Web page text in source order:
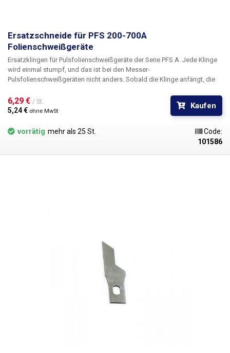
Ersatzschneide für PFS 200-700A
Folienschweißgeräte
Ersatzklingen für Pulsfolienschweißgeräte der Serie PFS A. Jede Klinge
wird einmal stumpf, und das ist bei den Messer-
Pulsfolienschweißgeräten nicht anders. Sobald die Klinge anfängt, die
empfohlen. Die Ersatzklinge ist mit allen Pulsschweißgeräten der PFS-
xxxA-Modellreihe(PFS-200A, PFS-300A, PFS-400A und PFS-500A)
die eine doppelseitige Klinge ergeben. Es kann nur eine Hälfte der Klinge
gewechselt werden, solange die andere Hälfte nicht abgenutzt ist.
6,29 € / St.
5,24 € ohne MwSt
Kaufen
vorrätig mehr als 25 St.
Code:
101586